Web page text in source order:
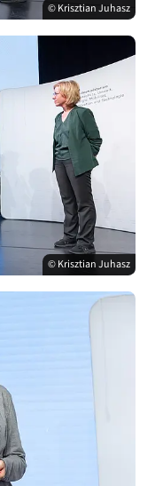
© Krisztian Juhasz
© Krisztian Juhasz